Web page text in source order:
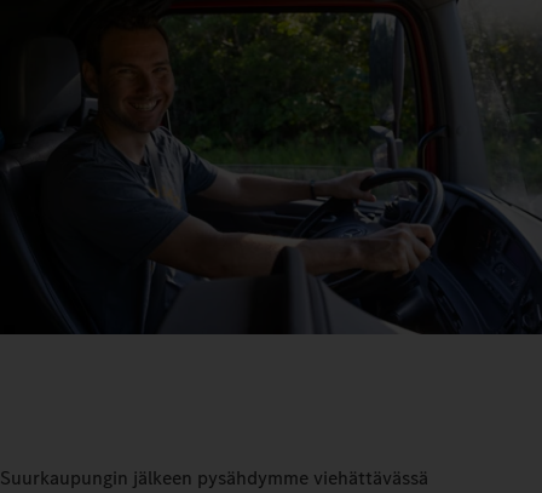
Suurkaupungin jälkeen pysähdymme viehättävässä